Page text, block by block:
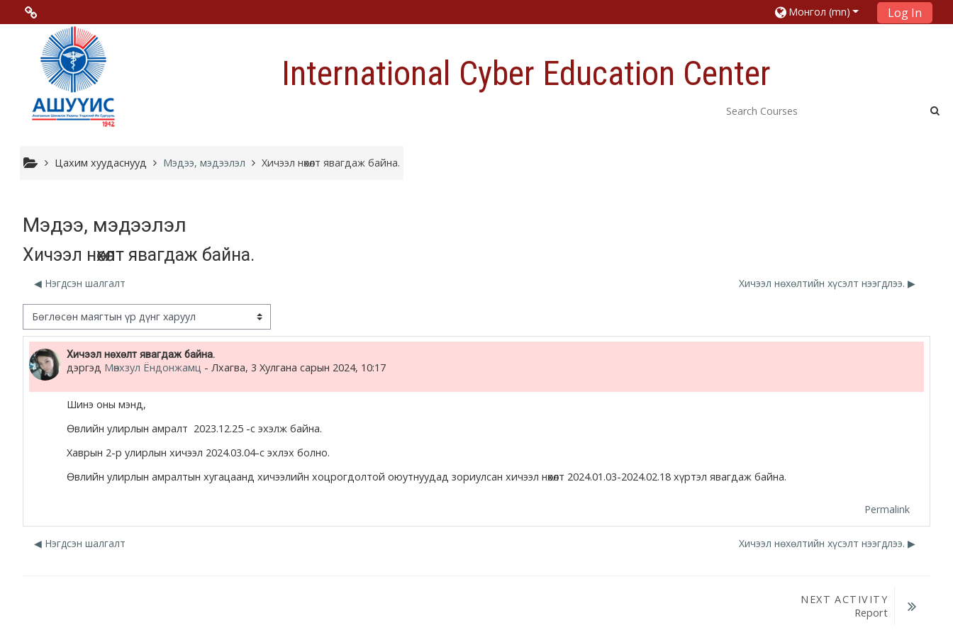
Үндсэн гарчигт очих
Menu 2
Moodle community
Moodle free support
Moodle development
Moodle.com
жишээ 2
Moodle community
Moodle free support
Moodle development
Moodle Docs
Moodle.com
Монгол ‎(mn)‎ Log In
International Cyber Education Center
Цахим хуудаснууд Мэдээ, мэдээлэл Хичээл нөхөлт явагдаж байна.
Мэдээ, мэдээлэл
Хичээл нөхөлт явагдаж байна.
◀︎ Нэгдсэн шалгалт Хичээл нөхөлтийн хүсэлт нээгдлээ. ▶︎
горим
Хичээл нөхөлт явагдаж байна.
дэргэд Мөнхзул Ёндонжамц - Лхагва, 3 Хулгана сарын 2024, 10:17
Number of replies: 0
Шинэ оны мэнд,
Өвлийн улирлын амралт 2023.12.25 -с эхэлж байна.
Хаврын 2-р улирлын хичээл 2024.03.04-с эхлэх болно.
Өвлийн улирлын амралтын хугацаанд хичээлийн хоцрогдолтой оюутнуудад зориулсан хичээл нөхөлт 2024.01.03-2024.02.18 хүртэл явагдаж байна.
Permalink
◀︎ Нэгдсэн шалгалт Хичээл нөхөлтийн хүсэлт нээгдлээ. ▶︎
NEXT ACTIVITY
Report